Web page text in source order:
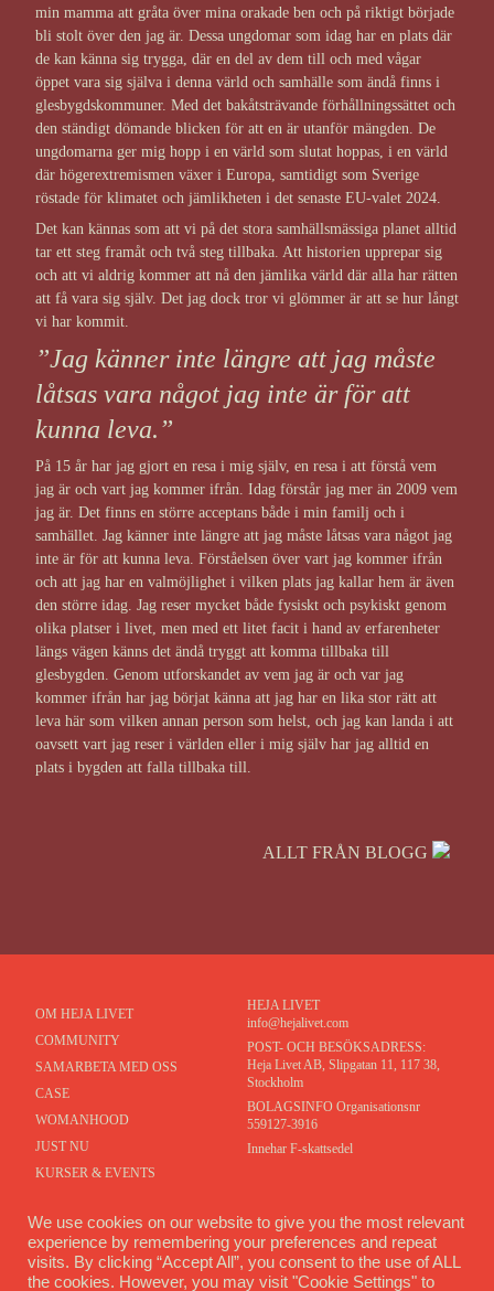
min mamma att gråta över mina orakade ben och på riktigt började
bli stolt över den jag är. Dessa ungdomar som idag har en plats där
de kan känna sig trygga, där en del av dem till och med vågar
öppet vara sig själva i denna värld och samhälle som ändå finns i
glesbygdskommuner. Med det bakåtsträvande förhållningssättet och
den ständigt dömande blicken för att en är utanför mängden. De
ungdomarna ger mig hopp i en värld som slutat hoppas, i en värld
där högerextremismen växer i Europa, samtidigt som Sverige
röstade för klimatet och jämlikheten i det senaste EU-valet 2024.
Det kan kännas som att vi på det stora samhällsmässiga planet alltid
tar ett steg framåt och två steg tillbaka. Att historien upprepar sig
och att vi aldrig kommer att nå den jämlika värld där alla har rätten
att få vara sig själv. Det jag dock tror vi glömmer är att se hur långt
vi har kommit.
”Jag känner inte längre att jag måste
låtsas vara något jag inte är för att
kunna leva.”
På 15 år har jag gjort en resa i mig själv, en resa i att förstå vem
jag är och vart jag kommer ifrån. Idag förstår jag mer än 2009 vem
jag är. Det finns en större acceptans både i min familj och i
samhället. Jag känner inte längre att jag måste låtsas vara något jag
inte är för att kunna leva. Förståelsen över vart jag kommer ifrån
och att jag har en valmöjlighet i vilken plats jag kallar hem är även
den större idag. Jag reser mycket både fysiskt och psykiskt genom
olika platser i livet, men med ett litet facit i hand av erfarenheter
längs vägen känns det ändå tryggt att komma tillbaka till
glesbygden. Genom utforskandet av vem jag är och var jag
kommer ifrån har jag börjat känna att jag har en lika stor rätt att
leva här som vilken annan person som helst, och jag kan landa i att
oavsett vart jag reser i världen eller i mig själv har jag alltid en
plats i bygden att falla tillbaka till.
ALLT FRÅN BLOGG
OM HEJA LIVET
COMMUNITY
SAMARBETA MED OSS
CASE
WOMANHOOD
JUST NU
KURSER & EVENTS
KONTAKT
HEJA LIVET
info@hejalivet.com
POST- OCH BESÖKSADRESS:
Heja Livet AB, Slipgatan 11, 117 38,
Stockholm
BOLAGSINFO Organisationsnr
559127-3916
Innehar F-skattsedel
COMMUNITY
We use cookies on our website to give you the most relevant
experience by remembering your preferences and repeat
visits. By clicking “Accept All”, you consent to the use of ALL
the cookies. However, you may visit "Cookie Settings" to